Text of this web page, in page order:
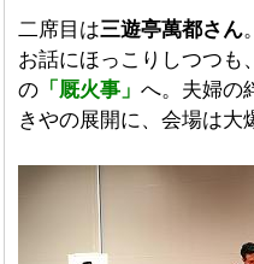
二席目は三遊亭萬都さん
お話にほっこりしつつも
の 「厩火事」 へ。夫婦の
きやの展開に、会場は大